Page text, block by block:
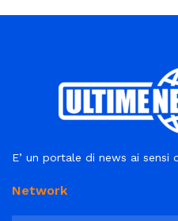
E’ un portale di news ai sensi
Network